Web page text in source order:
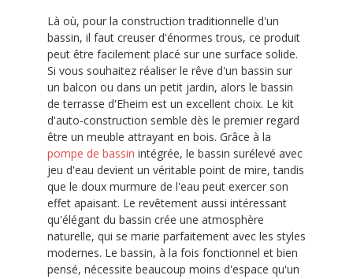
Là où, pour la construction traditionnelle d'un
bassin, il faut creuser d'énormes trous, ce produit
peut être facilement placé sur une surface solide.
Si vous souhaitez réaliser le rêve d'un bassin sur
un balcon ou dans un petit jardin, alors le bassin
de terrasse d'Eheim est un excellent choix. Le kit
d'auto-construction semble dès le premier regard
être un meuble attrayant en bois. Grâce à la
pompe de bassin intégrée, le bassin surélevé avec
jeu d'eau devient un véritable point de mire, tandis
que le doux murmure de l'eau peut exercer son
effet apaisant. Le revêtement aussi intéressant
qu'élégant du bassin crée une atmosphère
naturelle, qui se marie parfaitement avec les styles
modernes. Le bassin, à la fois fonctionnel et bien
pensé, nécessite beaucoup moins d'espace qu'un